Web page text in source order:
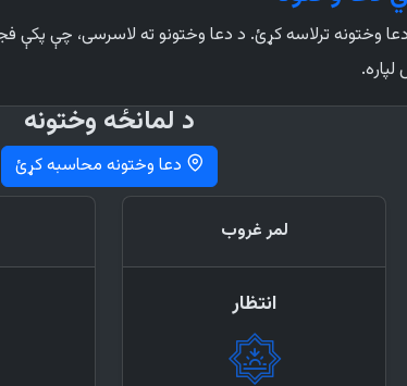
وختونه ترلاسه کړئ. د دعا وختونو ته لاسرسی، چې
د لمانځه وختونه
لمر غروب
انتظار